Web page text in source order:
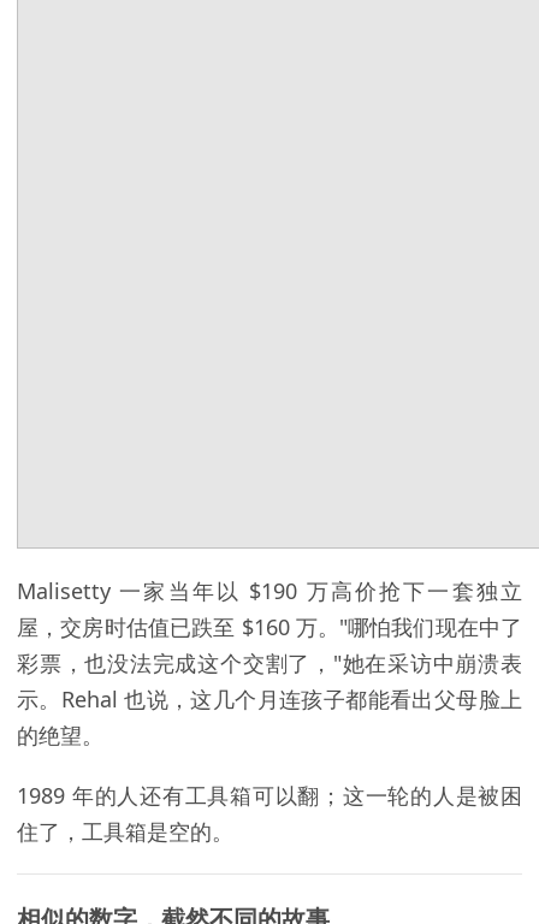
Malisetty 一家当年以 $190 万高价抢下一套独立
屋，交房时估值已跌至 $160 万。"哪怕我们现在中了
彩票，也没法完成这个交割了，"她在采访中崩溃表
示。Rehal 也说，这几个月连孩子都能看出父母脸上
的绝望。
1989 年的人还有工具箱可以翻；这一轮的人是被困
住了，工具箱是空的。